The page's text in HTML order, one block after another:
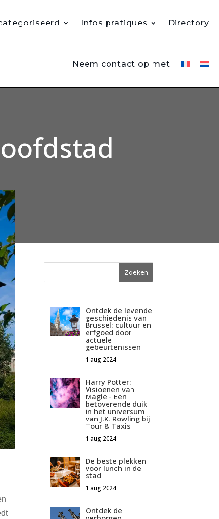
Infos pratiques Directory
Neem contact op met
Ontdek de levende
geschiedenis van
Brussel: cultuur en
erfgoed door
actuele
gebeurtenissen
1 aug 2024
Harry Potter:
Visioenen van
Magie - Een
betoverende duik
in het universum
van J.K. Rowling bij
Tour & Taxis
1 aug 2024
De beste plekken
voor lunch in de
stad
1 aug 2024
Ontdek de